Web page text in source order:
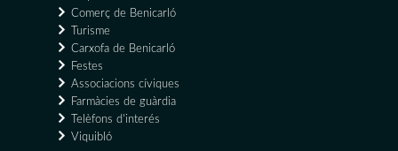
Comerç de Benicarló
Turisme
Carxofa de Benicarló
Festes
Associacions cíviques
Farmàcies de guàrdia
Telèfons d'interés
Viquibló